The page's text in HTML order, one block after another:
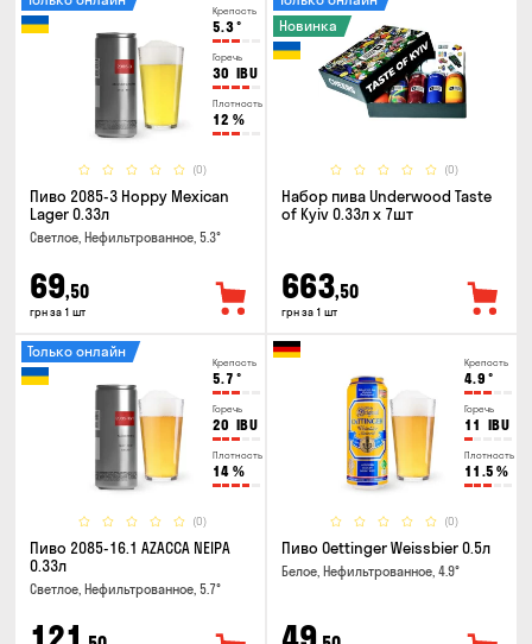
Крепость
5.3°
Горечь
30 IBU
Плотность
12 %
(0)
Пиво 2085-3 Hoppy Mexican
Lager 0.33л
Светлое, Нефильтрованное, 5.3°
69,50
грн за 1 шт
(0)
Новинка
Набор пива Underwood Taste
of Kyiv 0.33л x 7шт
663,50
грн за 1 шт
Крепость
5.7 °
Горечь
20 IBU
Плотность
14 %
(0)
Только онлайн
Пиво 2085-16.1 AZACCA NEIPA
0.33л
Светлое, Нефильтрованное, 5.7°
Крепость
4.9 °
Горечь
11 IBU
Плотность
11.5 %
(0)
Пиво Oettinger Weissbier 0.5л
Белое, Нефильтрованное, 4.9°